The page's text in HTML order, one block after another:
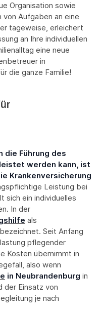
Organisation sowie
Aufgaben an eine
tageweise, erleichert
an Ihre individuellen
eine neue
in
die ganze Familie!
die Führung des
werden kann, ist
Krankenversicherung
Leistung bei
sich ein individuelles
In der
als
Seit Anfang
pflegender
Kosten übernimmt in
also wenn
in Neubrandenburg in
der Einsatz von
je nach